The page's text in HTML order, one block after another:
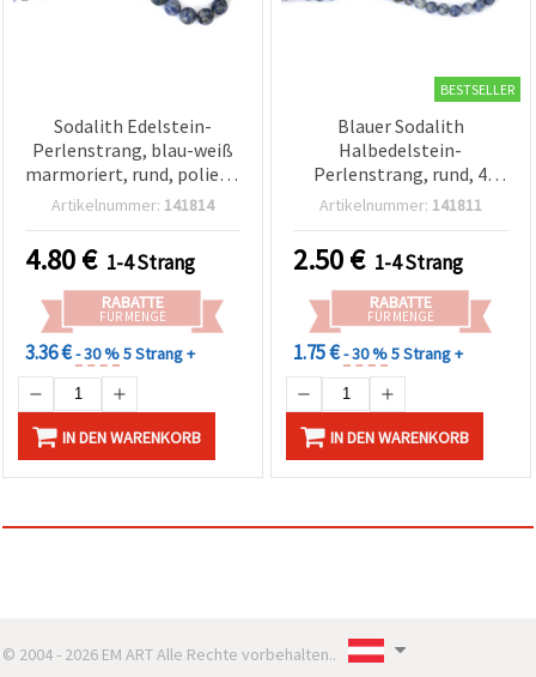
Sodalith Edelstein-
Perlenstrang, blau-weiß
marmoriert, rund, poliert,
10 mm, ca. 37 Stück
Artikelnummer: 141814
4.80€ 1-4 Strang
RABATTE
FÜR MENGE
3.36 €- 30 %5 Strang +
IN DEN WARENKORB
BESTSELLER
Blauer Sodalith
Halbedelstein-
Perlenstrang, rund, 4
mm, ca. 85–90 Stück – für
Armbänder & Halsketten,
DIY Bastelbedarf
Artikelnummer: 141811
2.50€ 1-4 Strang
RABATTE
FÜR MENGE
1.75 €- 30 %5 Strang +
IN DEN WARENKORB
© 2004 - 2026 EM ART Alle Rechte vorbehalten..